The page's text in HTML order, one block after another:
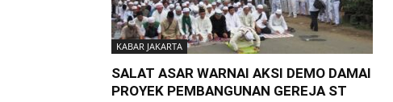
KABAR JAKARTA
SALAT ASAR WARNAI AKSI DEMO DAMAI
PROYEK PEMBANGUNAN GEREJA ST